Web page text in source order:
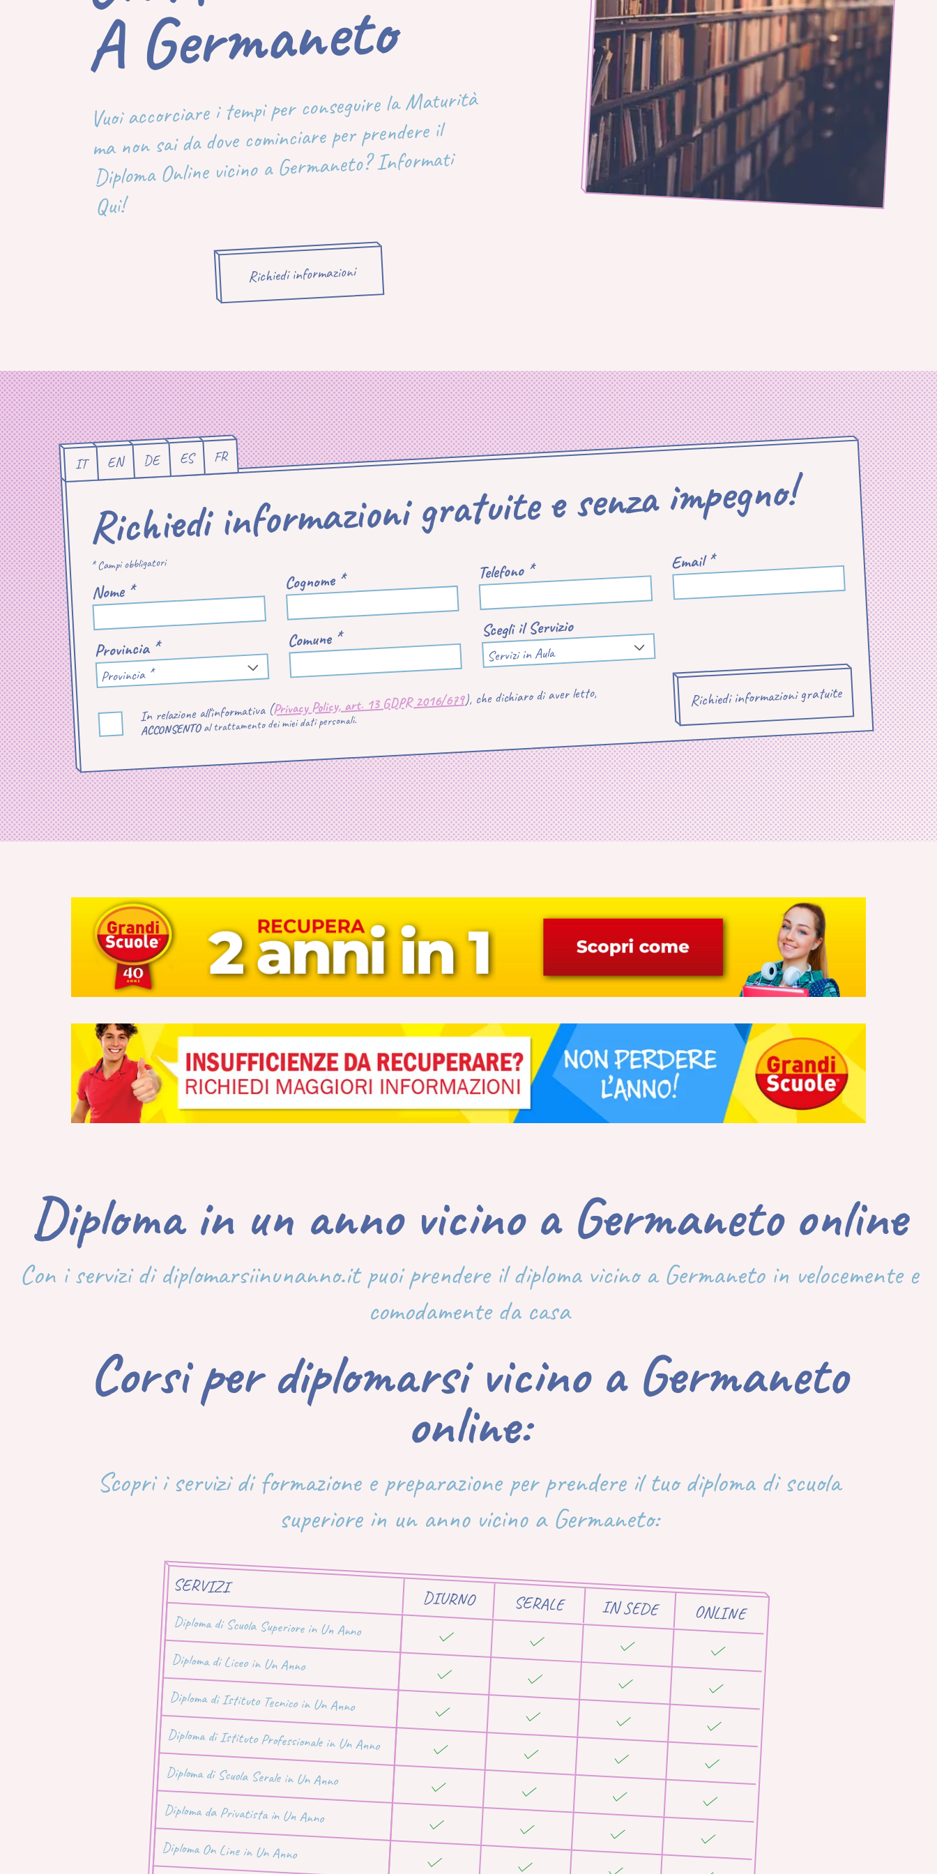
Neto
Vuoi accorciare i tempi per conseguire la Maturità
ma non sai da dove cominciare per prendere il
Diploma Online vicino a Germaneto? Informati
Qui!
Richiedi informazioni
IT EN DE ES FR
Richiedi informazioni gratuite e senza impegno!
* Campi obbligatori
Nome * Cognome * Telefono * Email *
Provincia *
Provincia *
Comune * Scegli il Servizio
Servizi in Aula
In relazione all'informativa (Privacy Policy, art. 13 GDPR 2016/679), che dichiaro di aver letto,
ACCONSENTOal trattamento dei miei dati personali.
Diploma in un anno vicino a Germaneto online
Con i servizi di diplomarsiinunanno.it puoi prendere il diploma vicino a Germaneto in velocemente e
comodamente da casa
Corsi per diplomarsi vicino a Germaneto
online:
Scopri i servizi di formazione e preparazione per prendere il tuo diploma di scuola
superiore in un anno vicino a Germaneto:
SERVIZI
DIURNO SERALE IN SEDE ONLINE
Diploma di Scuola Superiore in Un Anno
Diploma di Liceo in Un Anno
Diploma di Istituto Tecnico in Un Anno
Diploma di Istituto Professionale in Un Anno
Diploma di Scuola Serale in Un Anno
Diploma da Privatista in Un Anno
Diploma On Line in Un Anno